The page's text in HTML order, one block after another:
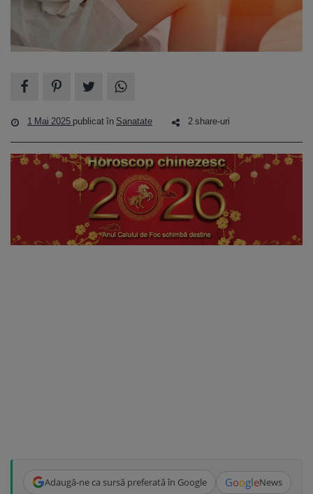
1 Mai 2025 publicat în Sanatate 2 share-uri
Adaugă-ne ca sursă preferată în Google GoogleNews